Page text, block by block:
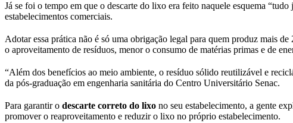
Já se foi o tempo em que o descarte do lixo era feito naquele esquema
estabelecimentos comerciais.
Adotar essa prática não é só uma obrigação legal para quem produz mais
o aproveitamento de resíduos, menor o consumo de matérias primas e de
“Além dos benefícios ao meio ambiente, o resíduo sólido reutilizável e
da pós-graduação em engenharia sanitária do Centro Universitário Senac.
Para garantir o descarte correto do lixo no seu estabelecimento, a gente
promover o reaproveitamento e reduzir o lixo no próprio estabelecimento.